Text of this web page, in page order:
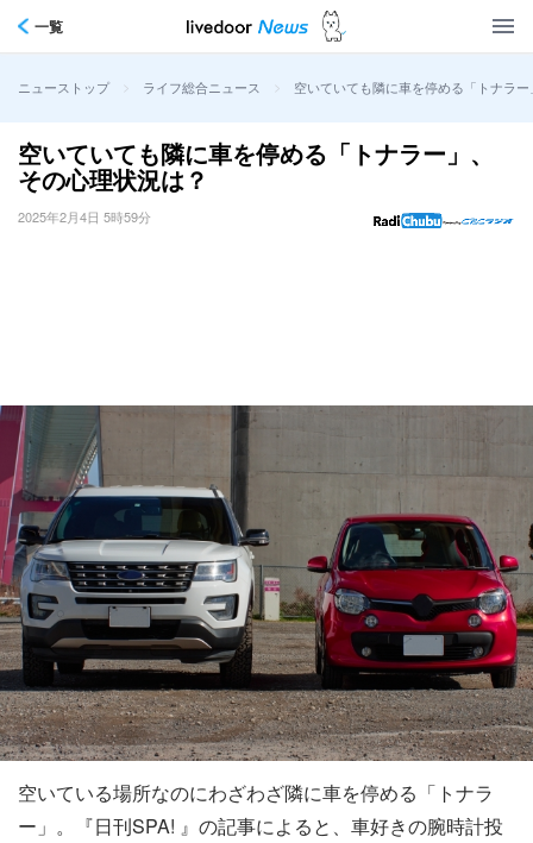
一覧
ニューストップ > ライフ総合ニュース > 空いていても隣に車を停める「トナラ
空いていても隣に車を停める「トナラー」、
その心理状況は？
2025年2月4日 5時59分
空いている場所なのにわざわざ隣に車を停める「トナラ
ー」。『日刊SPA! 』の記事によると、車好きの腕時計投